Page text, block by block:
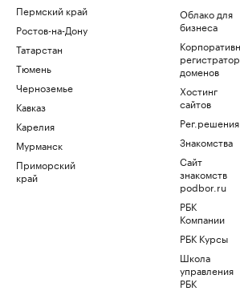
Пермский край
Ростов-на-Дону
Татарстан
Тюмень
Черноземье
Кавказ
Карелия
Мурманск
Приморский
край
Облако для
бизнеса
регистратор
доменов
Хостинг
сайтов
Рег.решения
Знакомства
Сайт
знакомств
podbor.ru
РБК
Компании
РБК Курсы
Школа
управления
РБК